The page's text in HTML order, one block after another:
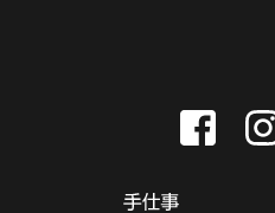
facebook